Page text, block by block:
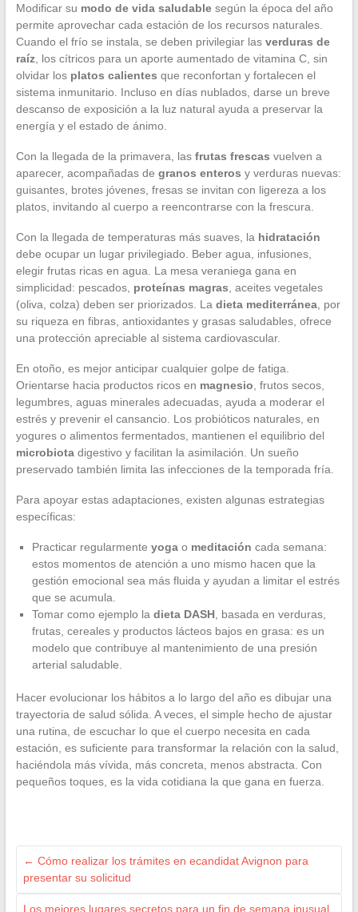
Modificar su modo de vida saludablesegún la época del año
permite aprovechar cada estación de los recursos naturales.
Cuando el frío se instala, se deben privilegiar las verduras de
raíz, los cítricos para un aporte aumentado de vitamina C, sin
olvidar los platos calientes que reconfortan y fortalecen el
sistema inmunitario. Incluso en días nublados, darse un breve
descanso de exposición a la luz natural ayuda a preservar la
energía y el estado de ánimo.
Con la llegada de la primavera, las frutas frescas vuelven a
aparecer, acompañadas de granos enteros y verduras nuevas:
guisantes, brotes jóvenes, fresas se invitan con ligereza a los
platos, invitando al cuerpo a reencontrarse con la frescura.
Con la llegada de temperaturas más suaves, la hidratación
debe ocupar un lugar privilegiado. Beber agua, infusiones,
elegir frutas ricas en agua. La mesa veraniega gana en
simplicidad: pescados, proteínas magras , aceites vegetales
(oliva, colza) deben ser priorizados. La dieta mediterránea, por
su riqueza en fibras, antioxidantes y grasas saludables, ofrece
una protección apreciable al sistema cardiovascular.
En otoño, es mejor anticipar cualquier golpe de fatiga.
Orientarse hacia productos ricos en magnesio , frutos secos,
legumbres, aguas minerales adecuadas, ayuda a moderar el
estrés y prevenir el cansancio. Los probióticos naturales, en
yogures o alimentos fermentados, mantienen el equilibrio del
microbiotadigestivo y facilitan la asimilación. Un sueño
preservado también limita las infecciones de la temporada fría.
Para apoyar estas adaptaciones, existen algunas estrategias
específicas:
Practicar regularmente yogao meditación cada semana:
estos momentos de atención a uno mismo hacen que la
gestión emocional sea más fluida y ayudan a limitar el estrés
que se acumula.
Tomar como ejemplo la dieta DASH, basada en verduras,
frutas, cereales y productos lácteos bajos en grasa: es un
modelo que contribuye al mantenimiento de una presión
arterial saludable.
Hacer evolucionar los hábitos a lo largo del año es dibujar una
trayectoria de salud sólida. A veces, el simple hecho de ajustar
una rutina, de escuchar lo que el cuerpo necesita en cada
estación, es suficiente para transformar la relación con la salud,
haciéndola más vívida, más concreta, menos abstracta. Con
pequeños toques, es la vida cotidiana la que gana en fuerza.
← Cómo realizar los trámites en ecandidat Avignon para
presentar su solicitud
Los mejores lugares secretos para un fin de semana inusual